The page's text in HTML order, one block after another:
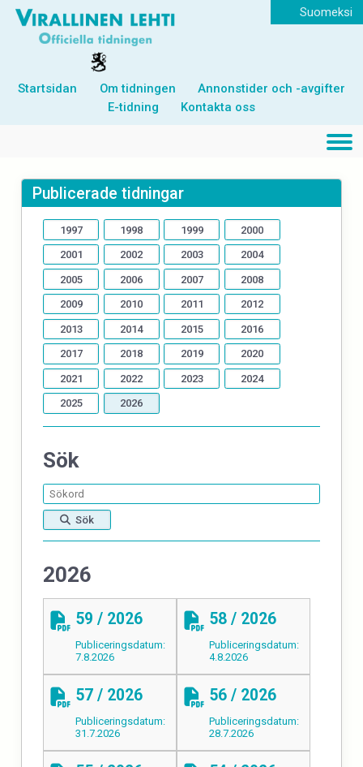
Suomeksi
Startsidan Om tidningen
Annonstider och -avgifter
E-tidning
Kontakta oss
Publicerade tidningar
1997 1998 1999 2000
2001 2002 2003 2004
2005 2006 2007 2008
2009 2010 2011 2012
2013 2014 2015 2016
2017 2018 2019 2020
2021 2022 2023 2024
2025 2026
Sök
Sök
2026
59 / 2026
Publiceringsdatum:
7.8.2026
58 / 2026
Publiceringsdatum:
4.8.2026
57 / 2026
Publiceringsdatum:
31.7.2026
56 / 2026
Publiceringsdatum:
28.7.2026